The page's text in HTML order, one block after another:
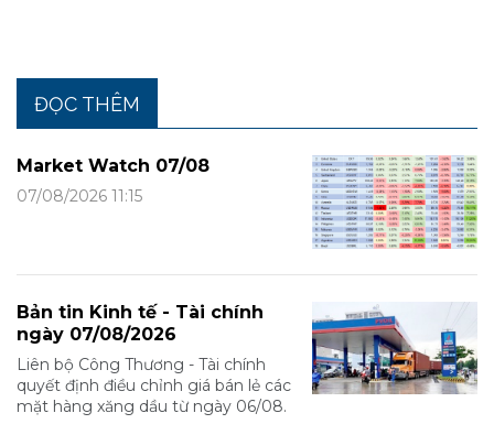
ĐỌC THÊM
Market Watch 07/08
07/08/2026 11:15
Bản tin Kinh tế - Tài chính
ngày 07/08/2026
Liên bộ Công Thương - Tài chính
quyết định điều chỉnh giá bán lẻ các
mặt hàng xăng dầu từ ngày 06/08.